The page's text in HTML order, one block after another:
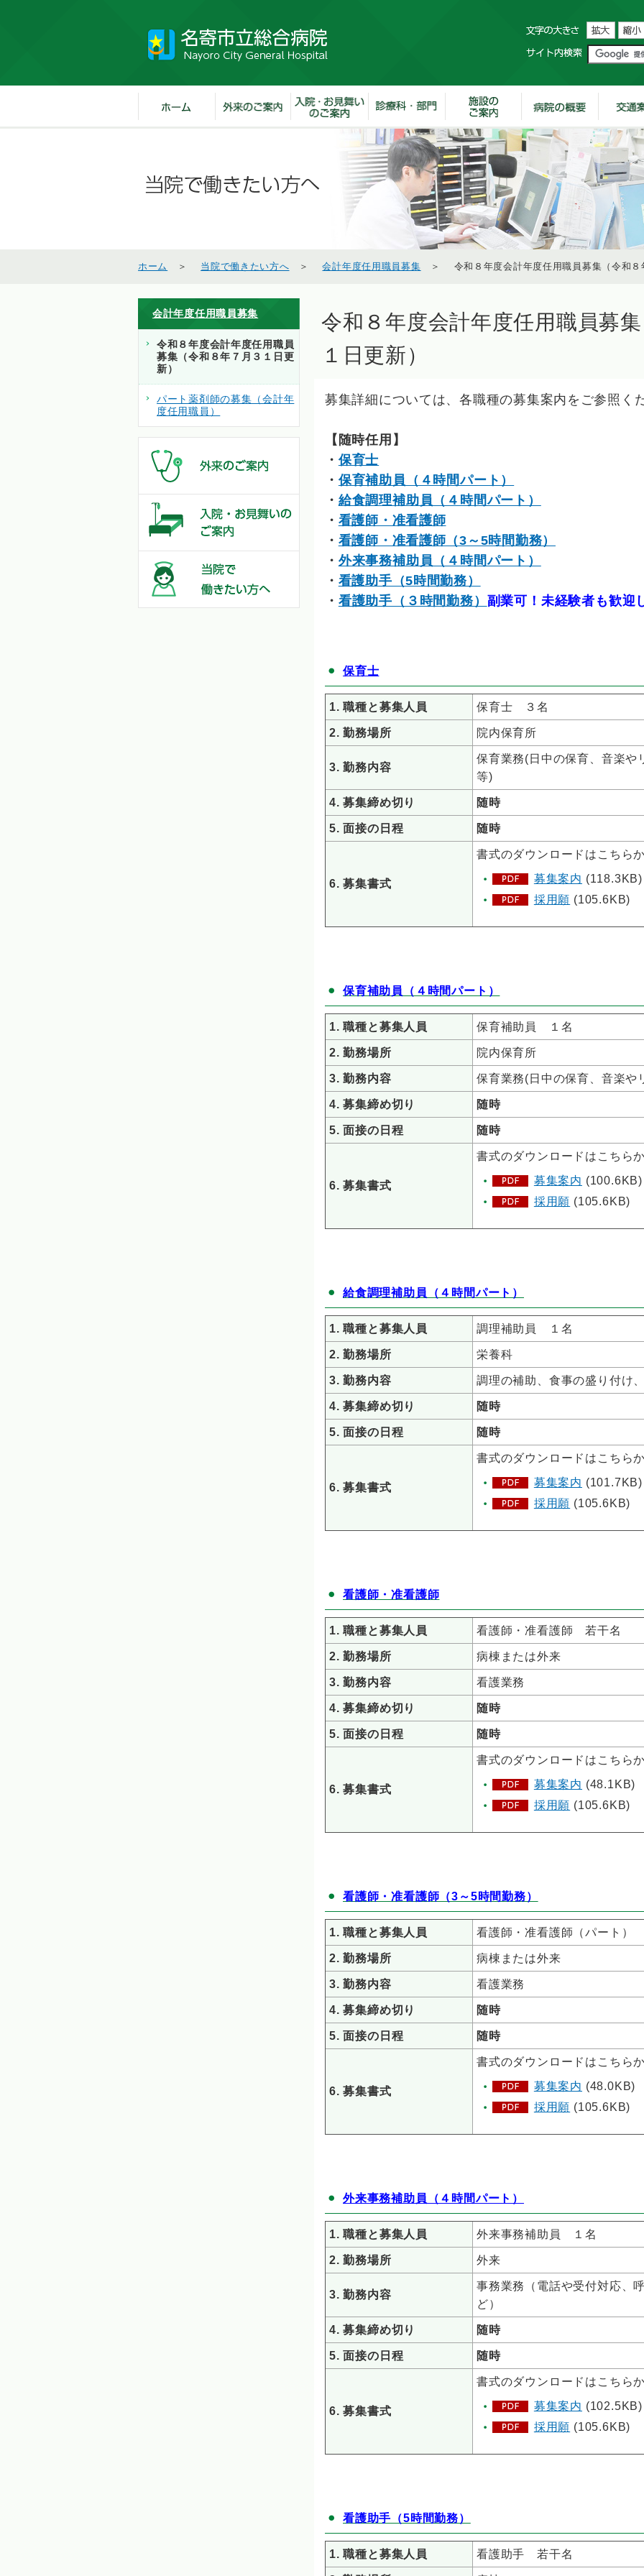
ホーム ＞ 当院で働きたい方へ ＞会計年度任用職員募集 ＞ 令和８年度会計年度任用職員募集（令和８
令和８年度会計年度任用職員募
１日更新）
募集詳細については、各職種の募集案内をご参照く
【随時任用】
・ 保育士
・ 保育補助員（４時間パート）
・ 給食調理補助員（４時間パート）
・ 看護師・准看護師
・ 看護師・准看護師（3～5時間勤務）
・ 外来事務補助員（４時間パート）
・ 看護助手（5時間勤務）
・ 看護助手（３時間勤務） 副業可！未経験者も歓迎
保育士
1. 職種と募集人員 保育士 ３名
2. 勤務場所 院内保育所
3. 勤務内容
保育業務(日中の保育、音楽
等)
4. 募集締め切り 随時
5. 面接の日程 随時
6. 募集書式
書式のダウンロードはこちら
募集案内 (118.3KB)
採用願 (105.6KB)
保育補助員（４時間パート）
1. 職種と募集人員 保育補助員 １名
2. 勤務場所 院内保育所
3. 勤務内容 保育業務(日中の保育、音楽
4. 募集締め切り 随時
5. 面接の日程 随時
6. 募集書式
書式のダウンロードはこちら
募集案内 (100.6KB)
採用願 (105.6KB)
給食調理補助員（４時間パート）
1. 職種と募集人員 調理補助員 １名
2. 勤務場所 栄養科
3. 勤務内容 調理の補助、食事の盛り付け
4. 募集締め切り 随時
5. 面接の日程 随時
6. 募集書式
書式のダウンロードはこちら
募集案内 (101.7KB)
採用願 (105.6KB)
看護師・准看護師
1. 職種と募集人員 看護師・准看護師 若干名
2. 勤務場所 病棟または外来
3. 勤務内容 看護業務
4. 募集締め切り 随時
5. 面接の日程 随時
6. 募集書式
書式のダウンロードはこちら
募集案内 (48.1KB)
採用願 (105.6KB)
看護師・准看護師（3～5時間勤務）
1. 職種と募集人員 看護師・准看護師（パート）
2. 勤務場所 病棟または外来
3. 勤務内容 看護業務
4. 募集締め切り 随時
5. 面接の日程 随時
6. 募集書式
書式のダウンロードはこちら
募集案内 (48.0KB)
採用願 (105.6KB)
外来事務補助員（４時間パート）
1. 職種と募集人員 外来事務補助員 １名
2. 勤務場所 外来
3. 勤務内容
事務業務（電話や受付対応、
ど）
4. 募集締め切り 随時
5. 面接の日程 随時
6. 募集書式
書式のダウンロードはこちら
募集案内 (102.5KB)
採用願 (105.6KB)
看護助手（5時間勤務）
1. 職種と募集人員 看護助手 若干名
会計年度任用職員募集
令和８年度会計年度任用職員
募集（令和８年７月３１日更
新）
パート薬剤師の募集（会計年
度任用職員）